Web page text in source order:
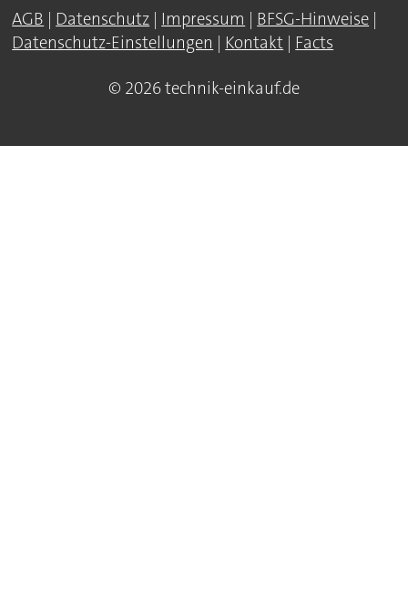
AGB | Datenschutz | Impressum | BFSG-Hinweise |
Datenschutz-Einstellungen | Kontakt | Facts
© 2026 technik-einkauf.de